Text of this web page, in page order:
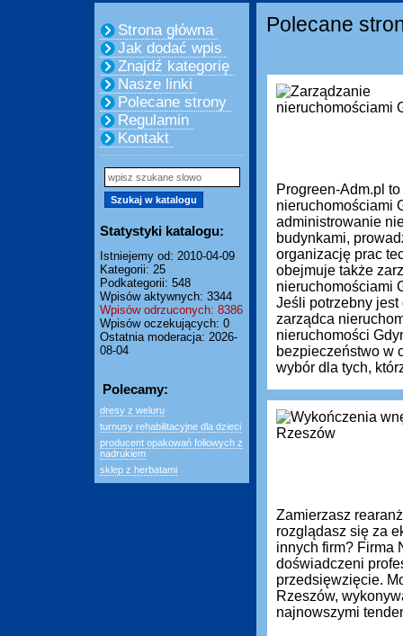
Strona główna
Jak dodać wpis
Znajdź kategorię
Nasze linki
Polecane strony
Regulamin
Kontakt
Statystyki katalogu:
Istniejemy od: 2010-04-09
Kategorii: 25
Podkategorii: 548
Wpisów aktywnych: 3344
Wpisów odrzuconych: 8386
Wpisów oczekujących: 0
Ostatnia moderacja: 2026-
08-04
Polecamy:
dresy z weluru
turnusy rehabilitacyjne dla dzieci
producent opakowań foliowych z
nadrukiem
sklep z herbatami
Polecane
Progreen-Adm.pl
nieruchomościami
administrowanie
budynkami,
organizację prac
obejmuje także
nieruchomościami
Jeśli potrzebny
zarządca
nieruchomości
bezpieczeństwo w
wybór dla tych,
Zamierzasz
rozglądasz się za
innych firm? Firma
doświadczeni
przedsięwzięcie.
Rzeszów,
najnowszymi